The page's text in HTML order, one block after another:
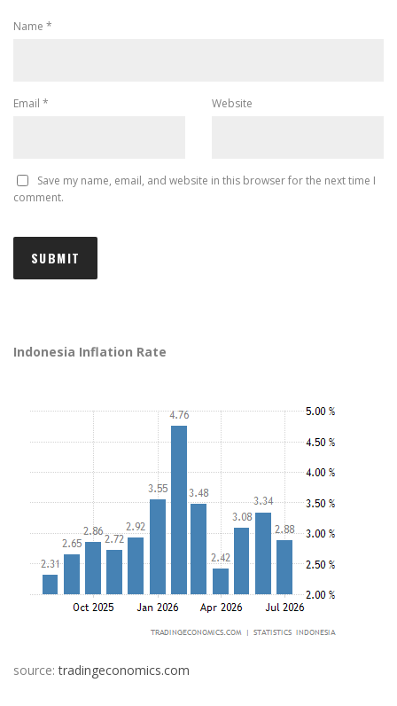
Name *
Email * Website
Save my name, email, and website in this browser for the next time I
comment.
Indonesia Inflation Rate
source:tradingeconomics.com